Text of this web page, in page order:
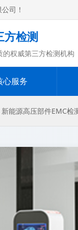
司！
方检测
权威第三方检测机构
心服务
新能源高压部件EMC检